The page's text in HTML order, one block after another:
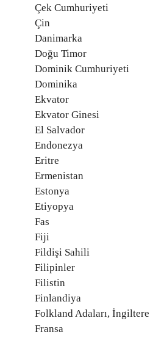
Çek Cumhuriyeti
Çin
Danimarka
Doğu Timor
Dominik Cumhuriyeti
Dominika
Ekvator
Ekvator Ginesi
El Salvador
Endonezya
Eritre
Ermenistan
Estonya
Etiyopya
Fas
Fiji
Fildişi Sahili
Filipinler
Filistin
Finlandiya
Folkland Adaları, İngiltere
Fransa